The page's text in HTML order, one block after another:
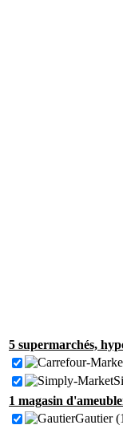
5 supermarchés,
1 magasin
Gautier